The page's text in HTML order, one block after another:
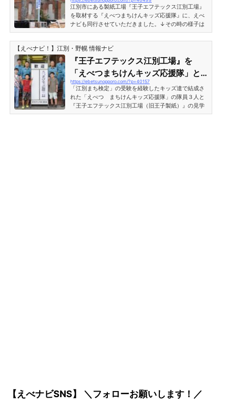
防沿いを歩いていくと、物々しい巨大な工場施設が見
えます。よく見ると...
る！外国製古レール、野幌レンガ使
用最古の倉庫
江別市にある製紙工場『王子エフテックス江別工場』
を取材する『えべつまちけんキッズ応援隊』に、えべ
ナビも同行させていただきました。↓その時の様子は
こちら↓取材に同行させて頂いた際、たいへん貴重な
建物・遺構をたくさん王子エフテックスさんに見せて
いただいたので、まちけんキッズの記事とは別に、え
べナビのリポートも追加したいと思います。王子エフ
テックス江別工場に残る遺構鉄道廃線跡と外国製古レ
ール王子エフテックス江別工場にはかつて江別駅から
「王子製紙江別工場専用線」という貨物路線が延びて
いました。鉄道廃線...
【えべナビ！】江別・野幌 情報ナビ
『王子エフテックス江別工場』を
「えべつまちけんキッズ応援隊」と
一緒に見学しました[江別市王子]
https://ebetsunopporo.com/?p=40157
「江別まち検定」の受験を経験したキッズ達で結成さ
れた「えべつ まちけんキッズ応援隊」の隊員３人と
『王子エフテックス江別工場（旧王子製紙）』の見学
をしました。熱心に取材をする隊員達の様子を中心に
【えべナビSNS】 ＼フォローお願いします！／